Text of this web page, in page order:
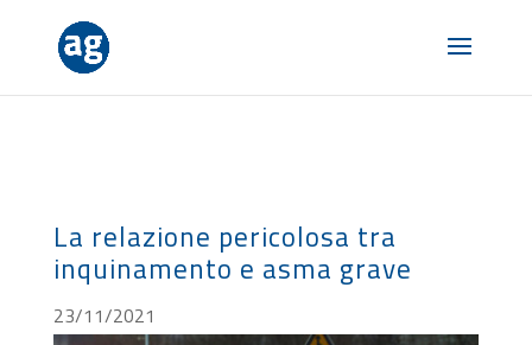
La relazione pericolosa tra
inquinamento e asma grave
23/11/2021